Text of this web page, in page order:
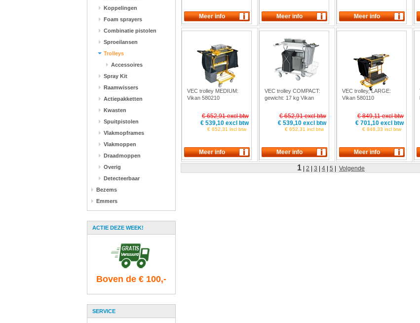
Koppelingen
Foam sprayers
Combinatie pistolen
Sproeilansen
Trolleys
Accessoires
Spray Kit
Raamwissers
Actiepakketten
Kwasten
Spuitpistolen
Vlakmopframes
Vlakmoppen
Draadmoppen
Overig
Detecteerbaar
Bezems
Emmers
ACTIE DEZE WEEK!
Boven de € 100,-
SERVICE
VEC trolley MEDIUM:
Vikan 580210
€ 652,91 excl btw
€ 539,10 excl btw
€ 652,31 incl btw
VEC trolley COMPACT:
gewicht: 17 kg Vikan
€ 652,91 excl btw
€ 539,10 excl btw
€ 652,31 incl btw
VEC trolley, LARGE:
Vikan 580110
€ 849,11 excl btw
€ 701,10 excl btw
€ 848,33 incl btw
1 2 3 4 5 Volgende